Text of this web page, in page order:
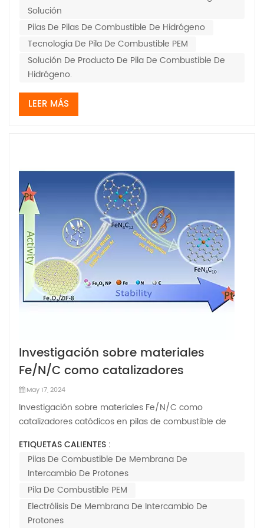
Solución
Pilas De Pilas De Combustible De Hidrógeno
Tecnología De Pila De Combustible PEM
Solución De Producto De Pila De Combustible De
Hidrógeno.
LEER MÁS
Investigación sobre materiales
Fe/N/C como catalizadores
catódicos en pilas de combustible de
membrana de intercambio de
protones.
May 17, 2024
Investigación sobre materiales Fe/N/C como
catalizadores catódicos en pilas de combustible de
de hierro/nitrógeno/carbono (Fe/N/C) se reconocen
actualmente como candidatos ideales para
reemplazar los catalizadores basados en platino en el
cáto...
ETIQUETAS CALIENTES :
Pilas De Combustible De Membrana De
Intercambio De Protones
Pila De Combustible PEM
Electrólisis De Membrana De Intercambio De
Protones